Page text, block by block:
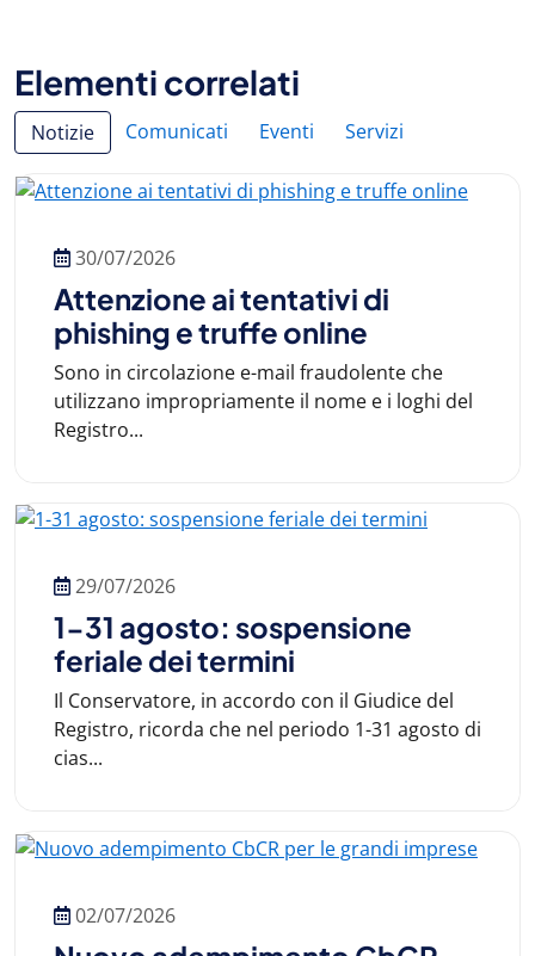
Elementi correlati
Notizie Comunicati Eventi Servizi
30/07/2026
Attenzione ai tentativi di
phishing e truffe online
Sono in circolazione e-mail fraudolente che
utilizzano impropriamente il nome e i loghi del
Registro...
29/07/2026
1-31 agosto: sospensione
feriale dei termini
Il Conservatore, in accordo con il Giudice del
Registro, ricorda che nel periodo 1-31 agosto di
cias...
02/07/2026